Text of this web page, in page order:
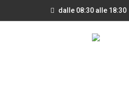
dalle 08:30 alle 18:30